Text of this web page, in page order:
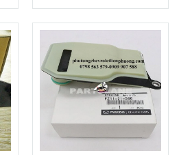
khi vận hành xe